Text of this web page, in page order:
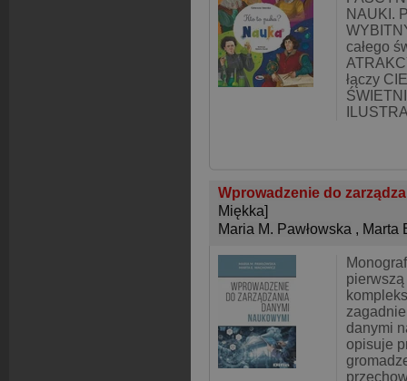
NAUKI.
całego
łączy
Wprowadzenie do
Miękka]
Maria M. Pawłowska , Marta
danymi
opisuje